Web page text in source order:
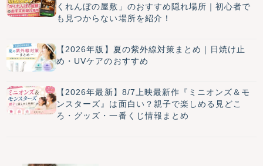
くれんぼの屋敷」のおすすめ隠れ場所｜初心者で
も見つからない場所を紹介！
【2026年版】夏の紫外線対策まとめ｜日焼け止
め・UVケアのおすすめ
【2026年最新】8/7上映最新作『ミニオンズ＆モ
ンスターズ』は面白い？親子で楽しめる見どこ
ろ・グッズ・一番くじ情報まとめ